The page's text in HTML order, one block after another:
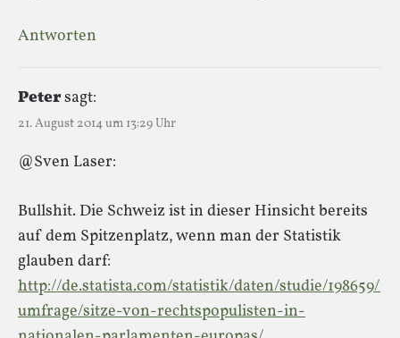
Antworten
Petersagt:
21. August 2014 um 13:29 Uhr
@Sven Laser:
Bullshit. Die Schweiz ist in dieser Hinsicht bereits
auf dem Spitzenplatz, wenn man der Statistik
glauben darf:
http://de.statista.com/statistik/daten/studie/198659/
umfrage/sitze-von-rechtspopulisten-in-